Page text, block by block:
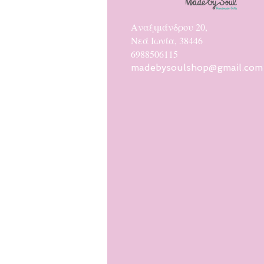
Αναξιμάνδρου 20,
Νεά Ιωνία, 38446
6988506115
madebysoulshop@gmail.com